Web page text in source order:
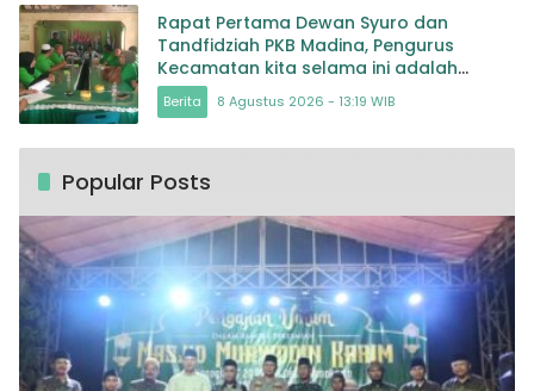
Rapat Pertama Dewan Syuro dan
Tandfidziah PKB Madina, Pengurus
Kecamatan kita selama ini adalah
Tokoh
Berita 8 Agustus 2026 - 13:19 WIB
Popular Posts